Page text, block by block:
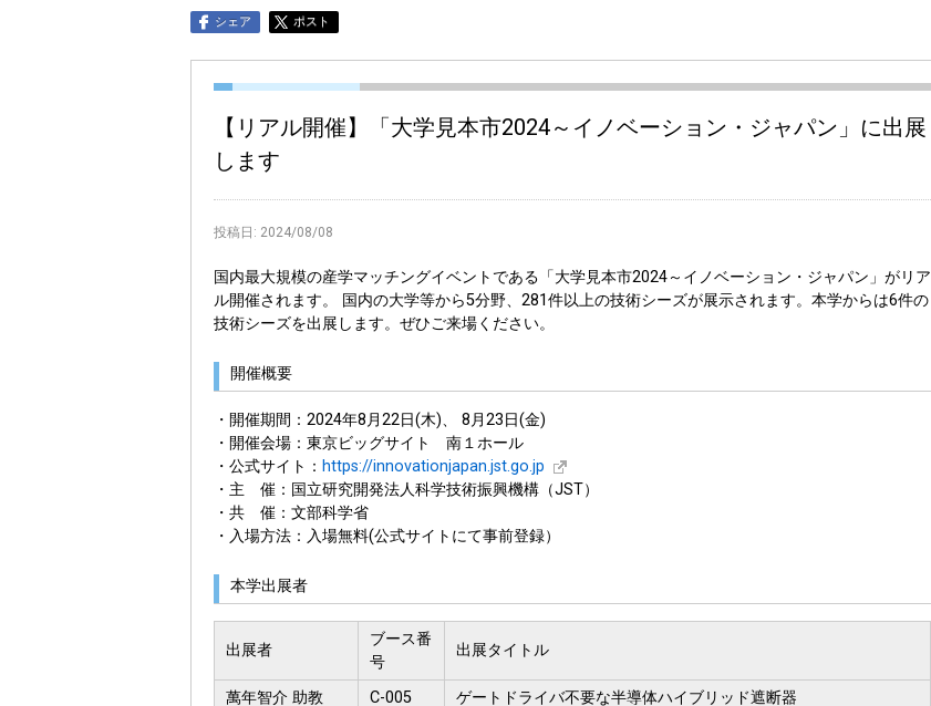
シェア ポスト
【リアル開催】「大学見本市2024～イノベーション・ジャパン」に出展
します
投稿日: 2024/08/08
国内最大規模の産学マッチングイベントである「大学見本市2024～イノベーション・ジャパン」がリア
ル開催されます。 国内の大学等から5分野、281件以上の技術シーズが展示されます。本学からは6件の
技術シーズを出展します。ぜひご来場ください。
開催概要
・開催期間：2024年8月22日(木)、 8月23日(金)
・開催会場：東京ビッグサイト 南１ホール
・公式サイト： https://innovationjapan.jst.go.jp
・主 催：国立研究開発法人科学技術振興機構（JST）
・共 催：文部科学省
・入場方法：入場無料(公式サイトにて事前登録）
本学出展者
出展者
ブース番
号
出展タイトル
萬年智介 助教 C-005
ゲートドライバ不要な半導体ハイブリッド遮断器